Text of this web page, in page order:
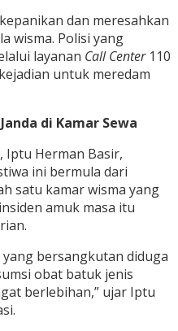
dan meresahkan
wisma. Polisi yang
layanan Call Center110
untuk meredam
di Kamar Sewa
Iptu Herman Basir,
ini bermula dari
satu kamar wisma yang
amuk masa itu
bersangkutan diduga
obat batuk jenis
berlebihan,” ujar Iptu